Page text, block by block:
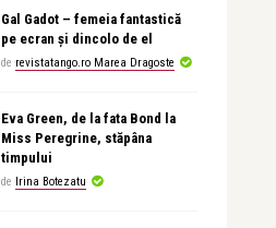
Gal Gadot – femeia fantastică
pe ecran și dincolo de el
de revistatango.ro Marea Dragoste
Eva Green, de la fata Bond la
Miss Peregrine, stăpâna
timpului
de Irina Botezatu